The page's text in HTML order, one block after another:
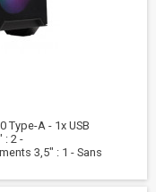
Type-A - 1x USB
: 2 -
3,5" : 1 - Sans